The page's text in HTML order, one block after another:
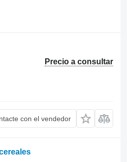
Precio a consultar
con el vendedor